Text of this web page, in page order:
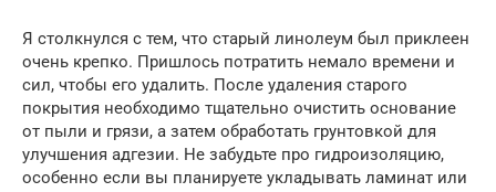
Я столкнулся с тем, что старый линолеум был приклеен
очень крепко. Пришлось потратить немало времени и
сил, чтобы его удалить. После удаления старого
покрытия необходимо тщательно очистить основание
от пыли и грязи, а затем обработать грунтовкой для
улучшения адгезии. Не забудьте про гидроизоляцию,
особенно если вы планируете укладывать ламинат или